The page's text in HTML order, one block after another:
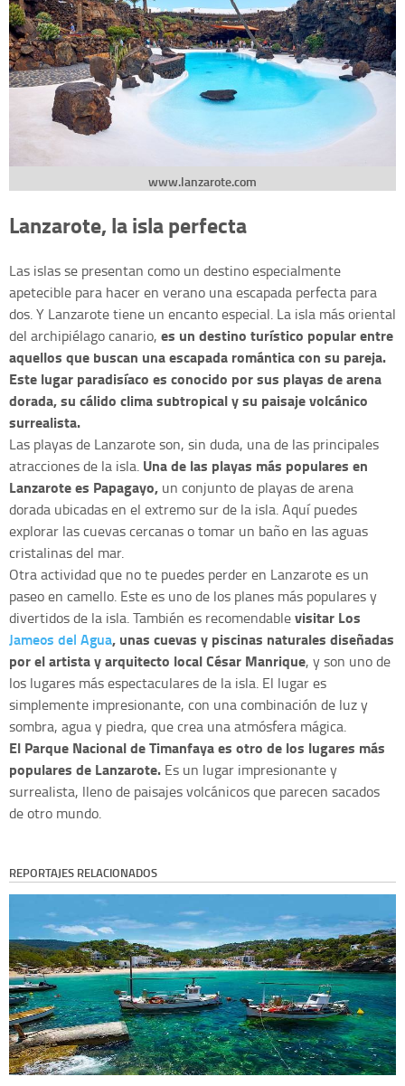
www.lanzarote.com
Lanzarote, la isla perfecta
Las islas se presentan como un destino especialmente
apetecible para hacer en verano una escapada perfecta para
dos. Y Lanzarote tiene un encanto especial. La isla más oriental
del archipiélago canario, es un destino turístico popular entre
aquellos que buscan una escapada romántica con su pareja.
Este lugar paradisíaco es conocido por sus playas de arena
dorada, su cálido clima subtropical y su paisaje volcánico
surrealista.
Las playas de Lanzarote son, sin duda, una de las principales
atracciones de la isla. Una de las playas más populares en
Lanzarote es Papagayo, un conjunto de playas de arena
dorada ubicadas en el extremo sur de la isla. Aquí puedes
explorar las cuevas cercanas o tomar un baño en las aguas
cristalinas del mar.
Otra actividad que no te puedes perder en Lanzarote es un
paseo en camello. Este es uno de los planes más populares y
divertidos de la isla. También es recomendablevisitar Los
Jameos del Agua, unas cuevas y piscinas naturales diseñadas
por el artista y arquitecto local César Manrique, y son uno de
los lugares más espectaculares de la isla. El lugar es
simplemente impresionante, con una combinación de luz y
sombra, agua y piedra, que crea una atmósfera mágica.
El Parque Nacional de Timanfaya es otro de los lugares más
populares de Lanzarote. Es un lugar impresionante y
surrealista, lleno de paisajes volcánicos que parecen sacados
de otro mundo.
REPORTAJES RELACIONADOS